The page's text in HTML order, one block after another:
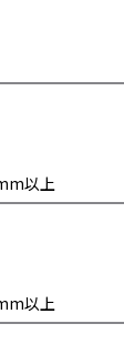
以上
以上